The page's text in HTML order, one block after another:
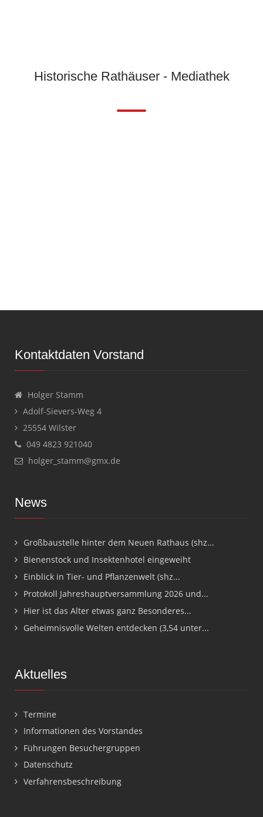
Historische Rathäuser - Mediathek
Kontaktdaten Vorstand
Holger Stamm
Adolf-Sievers-Weg 4
25554 Wilster
049 4823 921040
holger_stamm@gmx.de
News
Großbaustelle hinter dem Neuen Rathaus (shz...
Bienenstock und Insektenhotel eingeweiht
Einblick in Tier- und Pflanzenwelt (shz...
Protokoll Jahreshauptversammlung 2026 und...
Hier ist das Alter etwas ganz Besonderes...
Geheimnisvolle Welten entdecken (3,54 unter...
Aktuelles
Termine
Informationen des Vorstandes
Führungen Besuchergruppen
Datenschutz
Verfahrensbeschreibung